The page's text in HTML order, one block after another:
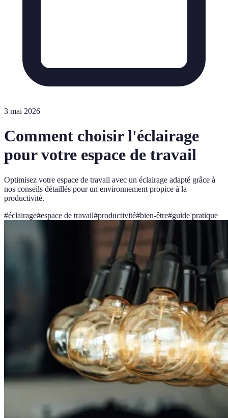
3 mai 2026
Comment choisir l'éclairage
pour votre espace de travail
Optimisez votre espace de travail avec un éclairage adapté grâce à
nos conseils détaillés pour un environnement propice à la
productivité.
#éclairage#espace de travail#productivité#bien-être#guide pratique